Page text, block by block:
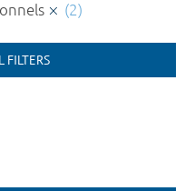
(2)
FILTERS